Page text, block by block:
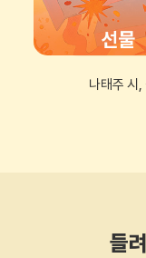
나태주 시,
들